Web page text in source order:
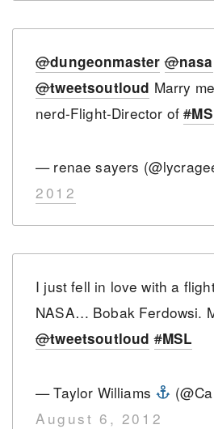
@dungeonmaster @nasa
@tweetsoutloud Marry
nerd-Flight-Director of#
— renae sayers
2012
I just fell in love with a
NASA… Bobak Ferdowsi.
@tweetsoutloud #MSL
— Taylor Williams
August 6, 2012